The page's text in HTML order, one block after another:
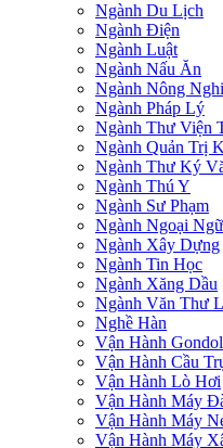
Ngành Du Lịch
Ngành Điện
Ngành Luật
Ngành Nấu Ăn
Ngành Nông
Ngành Pháp Lý
Ngành Thư Viện
Ngành Quản Trị
Ngành Thư Ký
Ngành Thú Y
Ngành Sư Phạm
Ngành Ngoại Ngữ
Ngành Xây Dựng
Ngành Tin Học
Ngành Xăng Dầu
Ngành Văn Thư
Nghề Hàn
Vận Hành
Vận Hành Cầu
Vận Hành Lò Hơi
Vận Hành Máy
Vận Hành Máy
Vận Hành Máy